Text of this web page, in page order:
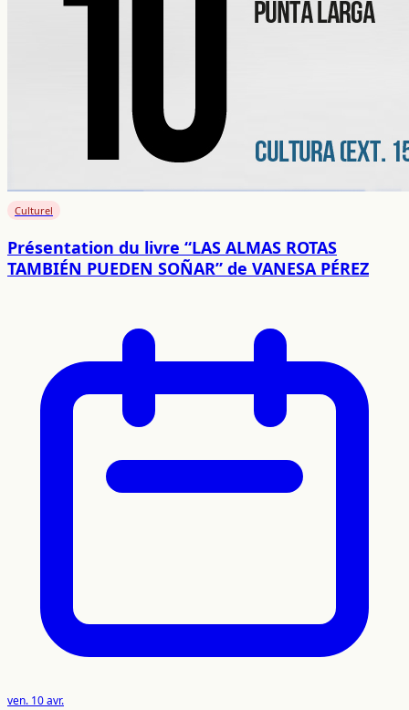
Culturel
Présentation du livre “LAS ALMAS ROTAS
TAMBIÉN PUEDEN SOÑAR” de VANESA PÉREZ
ven. 10 avr.